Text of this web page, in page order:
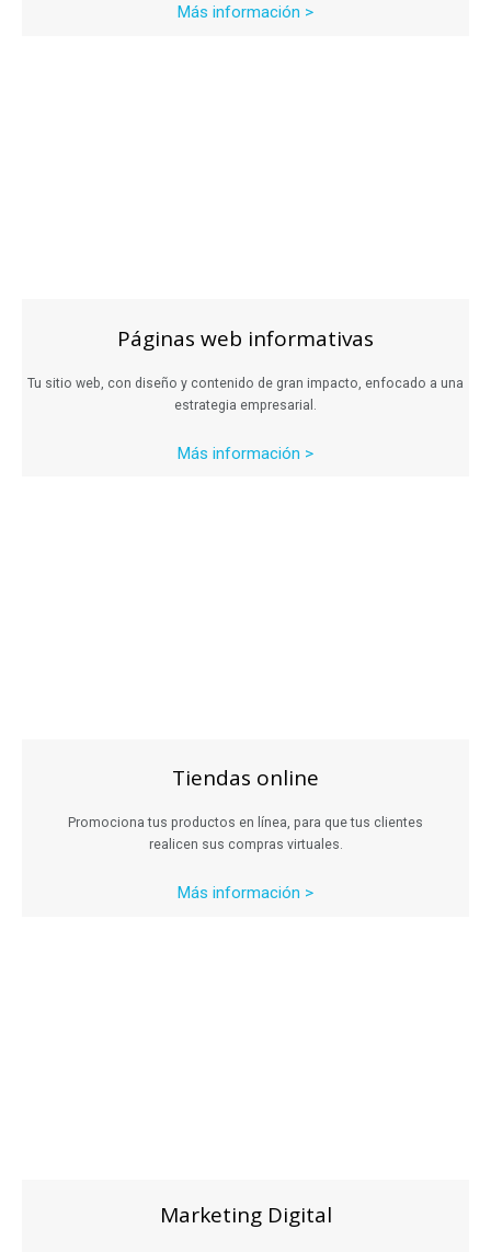
Más información >
Páginas web informativas
Tu sitio web, con diseño y contenido de gran impacto, enfocado a una
estrategia empresarial.
Más información >
Tiendas online
Promociona tus productos en línea, para que tus clientes
realicen sus compras virtuales.
Más información >
Marketing Digital